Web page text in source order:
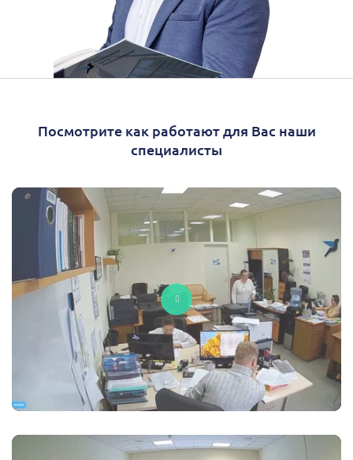
Посмотрите как работают для Вас наши
специалисты